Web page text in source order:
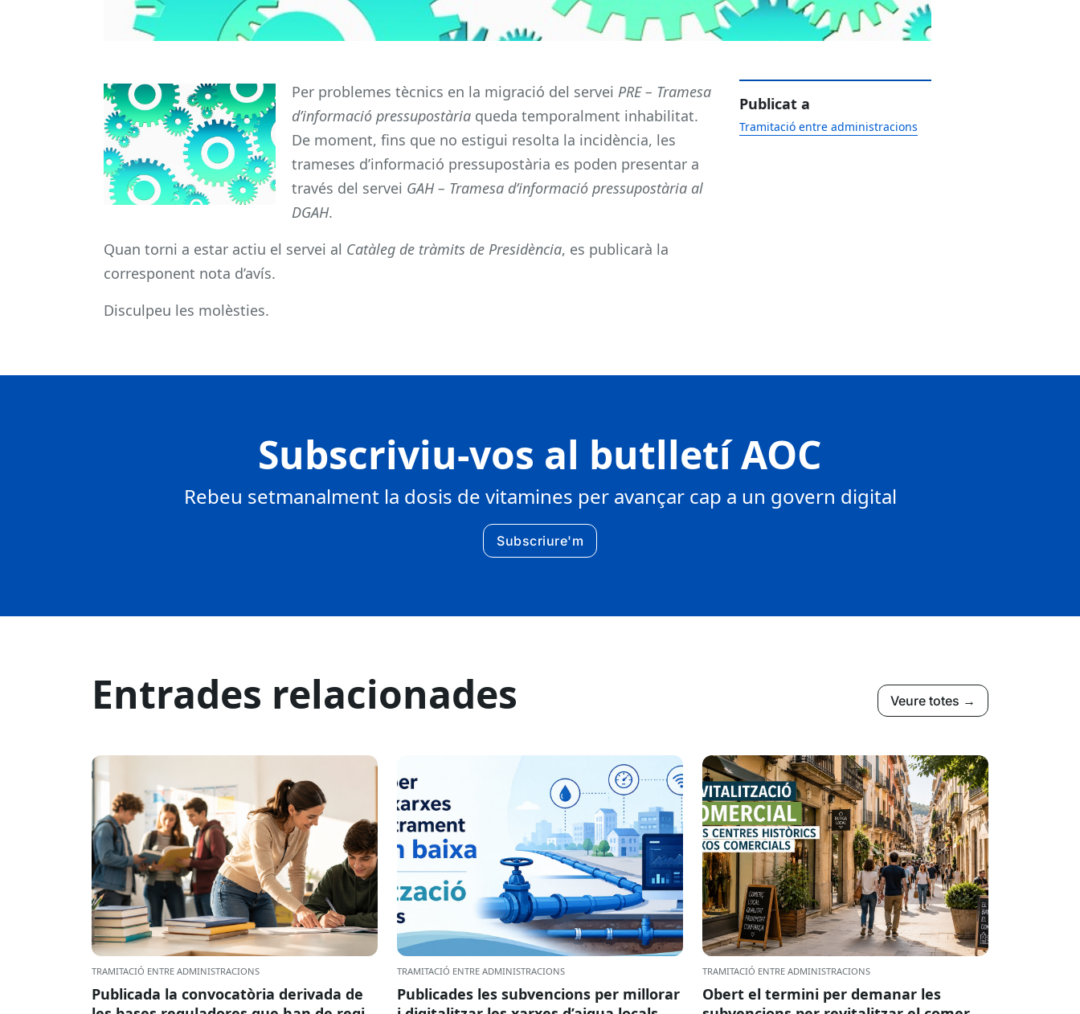
Per problemes tècnics en la migració del servei PRE – Tramesa
d’informació pressupostària queda temporalment inhabilitat.
De moment, fins que no estigui resolta la incidència, les
trameses d’informació pressupostària es poden presentar a
través del servei GAH – Tramesa d’informació pressupostària al
DGAH.
Quan torni a estar actiu el servei al Catàleg de tràmits de Presidència, es publicarà la
corresponent nota d’avís.
Disculpeu les molèsties.
Publicat a
Tramitació entre administracions
Subscriviu-vos al butlletí AOC
Rebeu setmanalment la dosis de vitamines per avançar cap a un govern digital
Subscriure'm
Entrades relacionades Veure totes →
TRAMITACIÓ ENTRE ADMINISTRACIONS
Publicada la convocatòria derivada de
TRAMITACIÓ ENTRE ADMINISTRACIONS
Publicades les subvencions per millorar
TRAMITACIÓ ENTRE ADMINISTRACIONS
Obert el termini per demanar les